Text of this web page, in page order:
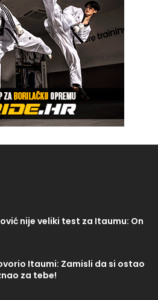
nije veliki test za Itaumu: On
Itaumi: Zamisli da si ostao
za tebe!